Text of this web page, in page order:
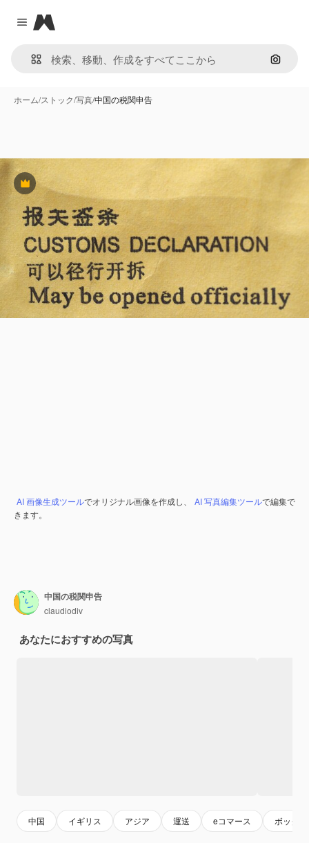
Close menu
Magnific
画像で
ホーム/ストック/写真/中国の税関申告
Premium
AI 画像生成ツールでオリジナル画像を作成し、 AI 写真編集ツールで編集で
きます。
中国の税関申告
claudiodiv
あなたにおすすめの写真
中国 イギリス アジア 運送 eコマース ボックス